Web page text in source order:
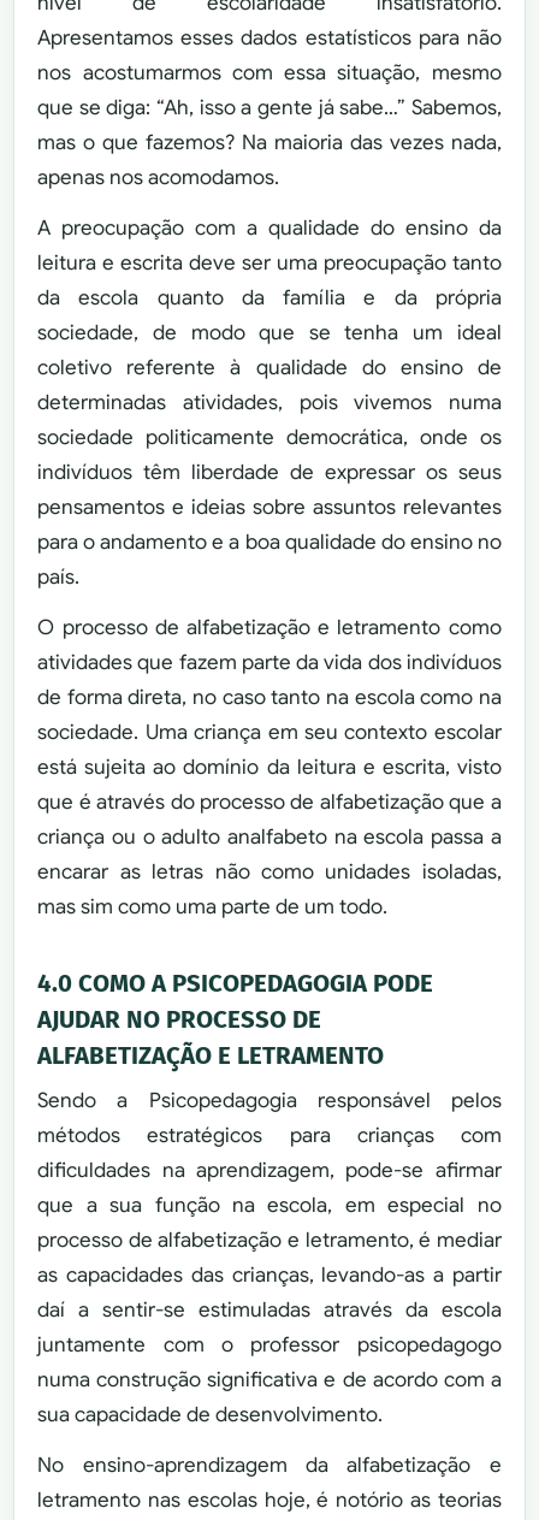
Apresentamos esses dados estatísticos para não
nos acostumarmos com essa situação, mesmo
que se diga: “Ah, isso a gente já sabe…” Sabemos,
mas o que fazemos? Na maioria das vezes nada,
apenas nos acomodamos.
A preocupação com a qualidade do ensino da
leitura e escrita deve ser uma preocupação tanto
da escola quanto da família e da própria
sociedade, de modo que se tenha um ideal
coletivo referente à qualidade do ensino de
determinadas atividades, pois vivemos numa
sociedade politicamente democrática, onde os
indivíduos têm liberdade de expressar os seus
pensamentos e ideias sobre assuntos relevantes
para o andamento e a boa qualidade do ensino no
país.
O processo de alfabetização e letramento como
atividades que fazem parte da vida dos indivíduos
de forma direta, no caso tanto na escola como na
sociedade. Uma criança em seu contexto escolar
está sujeita ao domínio da leitura e escrita, visto
que é através do processo de alfabetização que a
criança ou o adulto analfabeto na escola passa a
encarar as letras não como unidades isoladas,
mas sim como uma parte de um todo.
4.0 COMO A PSICOPEDAGOGIA PODE
AJUDAR NO PROCESSO DE
ALFABETIZAÇÃO E LETRAMENTO
Sendo a Psicopedagogia responsável pelos
métodos estratégicos para crianças com
dificuldades na aprendizagem, pode-se afirmar
que a sua função na escola, em especial no
processo de alfabetização e letramento, é mediar
as capacidades das crianças, levando-as a partir
daí a sentir-se estimuladas através da escola
juntamente com o professor psicopedagogo
numa construção significativa e de acordo com a
sua capacidade de desenvolvimento.
No ensino-aprendizagem da alfabetização e
letramento nas escolas hoje, é notório as teorias